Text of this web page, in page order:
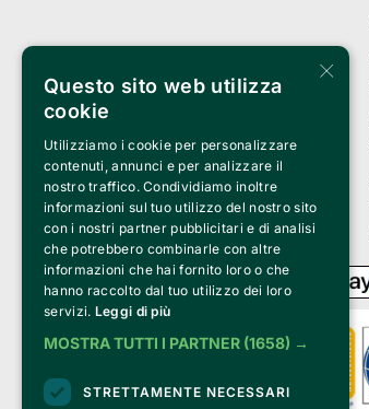
×
Questo sito web utilizza
cookie
Utilizziamo i cookie per personalizzare
contenuti, annunci e per analizzare il
nostro traffico. Condividiamo inoltre
informazioni sul tuo utilizzo del nostro sito
con i nostri partner pubblicitari e di analisi
che potrebbero combinarle con altre
informazioni che hai fornito loro o che
hanno raccolto dal tuo utilizzo dei loro
servizi. Leggi di più
MOSTRA TUTTI I PARTNER (1658) →
STRETTAMENTE NECESSARI